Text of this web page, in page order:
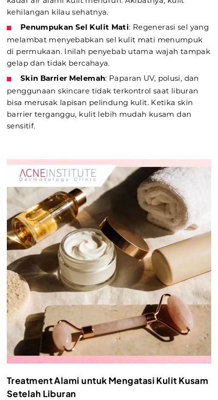
kehilangan kilau sehatnya.
Penumpukan Sel Kulit Mati: Regenerasi sel yang
melambat menyebabkan sel kulit mati menumpuk
di permukaan. Inilah penyebab utama wajah tampak
gelap dan tidak bercahaya.
Skin Barrier Melemah: Paparan UV, polusi, dan
penggunaan skincare tidak terkontrol saat liburan
bisa merusak lapisan pelindung kulit. Ketika skin
barrier terganggu, kulit lebih mudah kusam dan
sensitif.
Treatment Alami untuk Mengatasi Kulit Kusam
Setelah Liburan